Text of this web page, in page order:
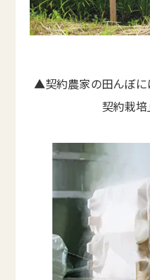
▲契約農家の田んぼに
契約栽培